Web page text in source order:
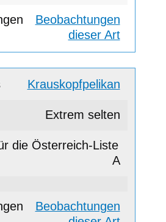
Beobachtungen
dieser Art
Krauskopfpelikan
Extrem selten
A
Beobachtungen